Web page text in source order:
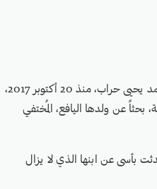
من قاعة المؤتمر في مدينة تعز، ألقت والدة المختفي قسريًا عبدالرحمن صبري محمد يحيى حراب، منذ 20 أكتوبر 2017،
بحثاً عن ولدها اليافع، المُختفي
بأسى عن ابنها الذي لا يزال